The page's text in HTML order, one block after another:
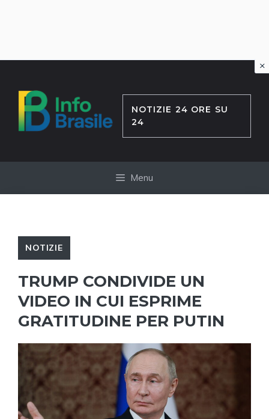
contenuto
NOTIZIE 24 ORE SU
24
Menu
NOTIZIE
TRUMP CONDIVIDE UN
VIDEO IN CUI ESPRIME
GRATITUDINE PER PUTIN
×